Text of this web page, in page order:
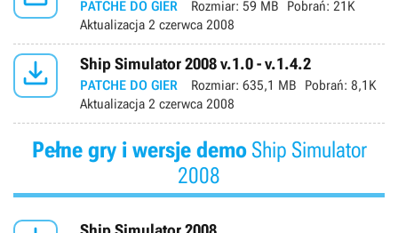
PATCHE DO GIER Rozmiar: 59 MB Pobrań: 21K
Aktualizacja 2 czerwca 2008
 Ship Simulator 2008 v.1.0 - v.1.4.2
PATCHE DO GIER Rozmiar: 635,1 MB Pobrań: 8,1K
Aktualizacja 2 czerwca 2008
Pełne gry i wersje demoShip Simulator
2008